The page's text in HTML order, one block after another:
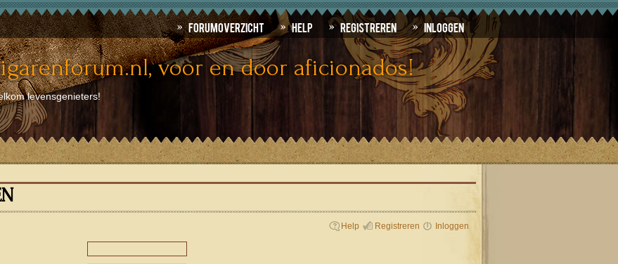
Forumoverzicht Help Registreren Inloggen
voor en door aficionados!
levensgenieters!
Help Registreren Inloggen